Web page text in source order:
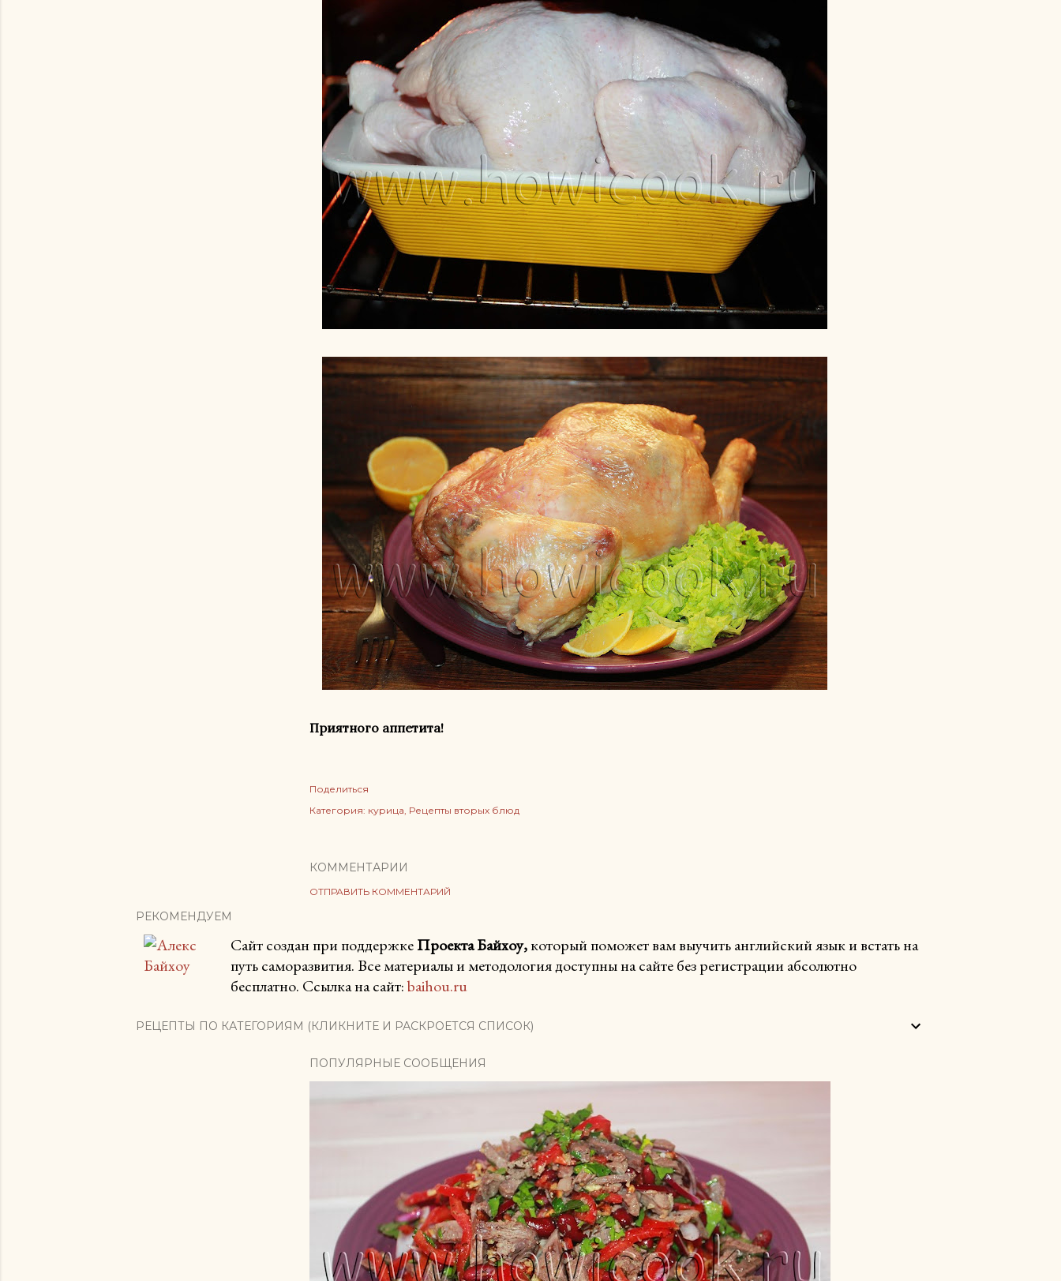
Приятного аппетита!
Поделиться
Категория: курица Рецепты вторых блюд
КОММЕНТАРИИ
ОТПРАВИТЬ КОММЕНТАРИЙ
РЕКОМЕНДУЕМ
Сайт создан при поддержкеПроекта Байхоу,который поможет вам выучить английский язык и встать на
путь саморазвития. Все материалы и методология доступны на сайте без регистрации абсолютно
бесплатно. Ссылка на сайт:baihou.ru
РЕЦЕПТЫ ПО КАТЕГОРИЯМ (КЛИКНИТЕ И РАСКРОЕТСЯ СПИСОК)
ПОПУЛЯРНЫЕ СООБЩЕНИЯ